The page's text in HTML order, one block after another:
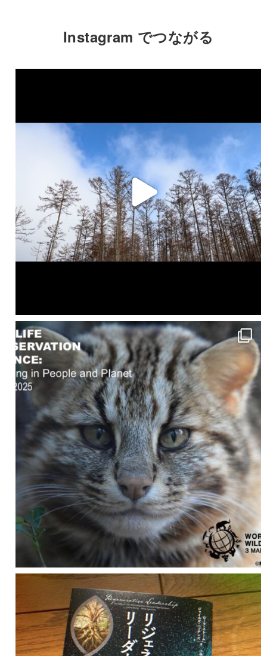
Instagram でつながる